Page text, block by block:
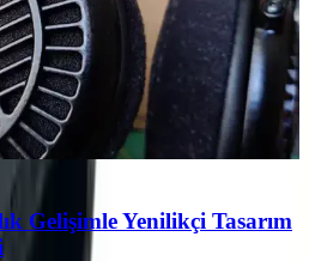
Gelişimle Yenilikçi Tasarım